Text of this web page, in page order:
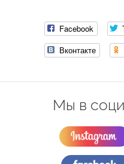
Facebook
Вконтакте
Мы в